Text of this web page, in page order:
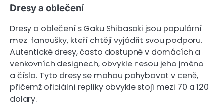
Dresy a oblečení
Dresy a oblečení s Gaku Shibasaki jsou populární
mezi fanoušky, kteří chtějí vyjádřit svou podporu.
Autentické dresy, často dostupné v domácích a
venkovních designech, obvykle nesou jeho jméno
a číslo. Tyto dresy se mohou pohybovat v ceně,
přičemž oficiální repliky obvykle stojí mezi 70 a 120
dolary.